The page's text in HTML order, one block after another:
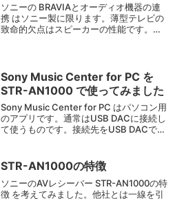
ソニーの BRAVIAとオーディオ機器の連
携 はソニー製に限ります。薄型テレビの
致命的欠点はスピーカーの性能です。ど
Sony Music Center for PC を
STR-AN1000 で使ってみました
Sony Music Center for PC はパソコン用
のアプリです。通常はUSB DACに接続し
て使うものです。接続先をUSB DACでは
Sony Music Center for PCが自動で接続
先を検出してくれます。
STR-AN1000の特徴
ソニーのAVレシーバー STR-AN1000の特
徴 を考えてみました。他社とは一線を引